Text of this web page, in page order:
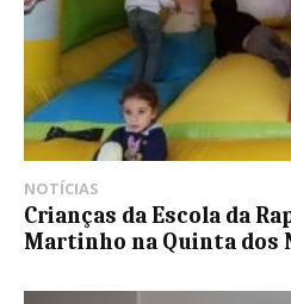
NOTÍCIAS
Crianças da Escola da
Martinho na Quinta dos